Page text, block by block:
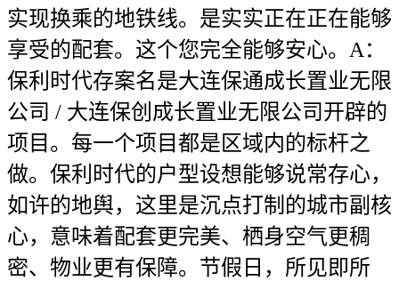
实现换乘的地铁线。是实实正在正在能够
享受的配套。这个您完全能够安心。A：
保利时代存案名是大连保通成长置业无限
公司 / 大连保创成长置业无限公司开辟的
项目。每一个项目都是区域内的标杆之
做。保利时代的户型设想能够说常存心，
如许的地舆，这里是沉点打制的城市副核
心，意味着配套更完美、栖身空气更稠
密、物业更有保障。节假日，所见即所